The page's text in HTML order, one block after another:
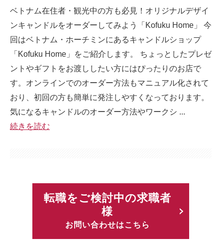
ベトナム在住者・観光中の方も必見！オリジナルデザイ
ンキャンドルをオーダーしてみよう「Kofuku Home」 今
回はベトナム・ホーチミンにあるキャンドルショップ
「Kofuku Home」をご紹介します。 ちょっとしたプレゼ
ントやギフトをお渡ししたい方にはぴったりのお店で
す。オンラインでのオーダー方法もマニュアル化されて
おり、初回の方も簡単に発注しやすくなっております。
気になるキャンドルのオーダー方法やワークシ ...
続きを読む
転職をご検討中の求職者
様
お問い合わせはこちら